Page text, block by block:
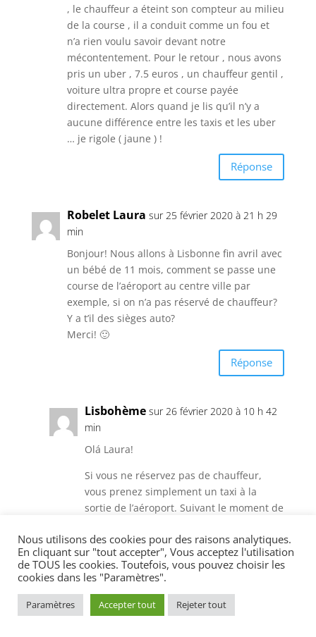
, le chauffeur a éteint son compteur au milieu
de la course , il a conduit comme un fou et
n’a rien voulu savoir devant notre
mécontentement. Pour le retour , nous avons
pris un uber , 7.5 euros , un chauffeur gentil ,
voiture ultra propre et course payée
directement. Alors quand je lis qu’il n’y a
aucune différence entre les taxis et les uber
… je rigole ( jaune ) !
Réponse
Robelet Laura sur 25 février 2020 à 21 h 29
min
Bonjour! Nous allons à Lisbonne fin avril avec
un bébé de 11 mois, comment se passe une
course de l’aéroport au centre ville par
exemple, si on n’a pas réservé de chauffeur?
Y a t’il des sièges auto?
Merci! 🙂
Réponse
Lisbohème sur 26 février 2020 à 10 h 42
min
Olá Laura!
Si vous ne réservez pas de chauffeur,
vous prenez simplement un taxi à la
sortie de l’aéroport. Suivant le moment de
monde et l’attente longue. Mais comme
vous avez un bébé, vous êtes prioritaire.
Concernant, le siège auto, il n’y en a pas.
enfants sur les genoux bien que je ne
Nous utilisons des cookies pour des raisons analytiques.
En cliquant sur "tout accepter", Vous acceptez l'utilisation
de TOUS les cookies. Toutefois, vous pouvez choisir les
cookies dans les "Paramètres".
Paramètres Accepter tout Rejeter tout